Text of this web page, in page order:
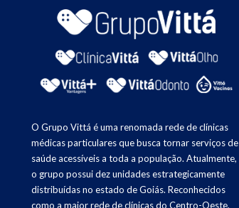
O Grupo Vittá é uma renomada rede de clínicas
médicas particulares que busca tornar serviços de
saúde acessíveis a toda a população. Atualmente,
o grupo possui dez unidades estrategicamente
distribuídas no estado de Goiás. Reconhecidos
como a maior rede de clínicas do Centro-Oeste,